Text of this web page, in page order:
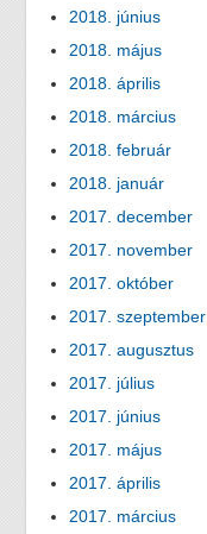
2018. június
2018. május
2018. április
2018. március
2018. február
2018. január
2017. december
2017. november
2017. október
2017. szeptember
2017. augusztus
2017. július
2017. június
2017. május
2017. április
2017. március